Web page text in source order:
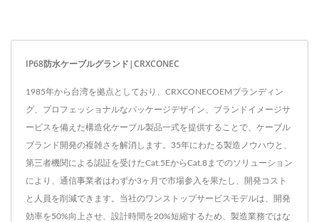
IP68防水ケーブルグランド|CRXCONEC
1985年から台湾を拠点としており、CRXCONECOEMブランディン
グ、プロフェッショナルなパッケージデザイン、ブランドイメージサ
ービスを備えた構造化ケーブル製品一式を提供することで、ケーブル
ブランド開発の複雑さを解消します。35年にわたる製造ノウハウと、
第三者機関による認証を受けたCat.5EからCat.8までのソリューション
により、通信事業者はわずか3ヶ月で市場参入を果たし、開発コスト
と人員を削減できます。当社のワンストップサービスモデルは、開発
効率を50%向上させ、設計時間を20%短縮するため、製造業務ではな